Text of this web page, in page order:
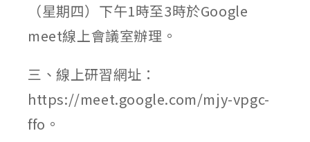
（星期四）下午1時至3時於Google
meet線上會議室辦理。
三、線上研習網址：
https://meet.google.com/mjy-vpgc-
ffo。